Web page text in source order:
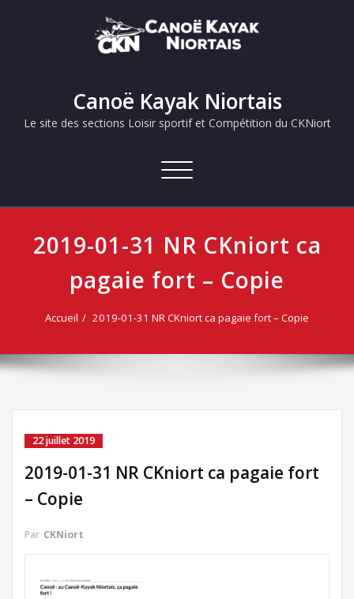
Canoë Kayak Niortais
Le site des sections Loisir sportif et Compétition du CKNiort
Afficher/masquer
navigation
2019-01-31 NR CKniort ca
pagaie fort – Copie
Accueil 2019-01-31 NR CKniort ca pagaie fort – Copie
22 juillet 2019
2019-01-31 NR CKniort ca pagaie fort
– Copie
Par CKNiort